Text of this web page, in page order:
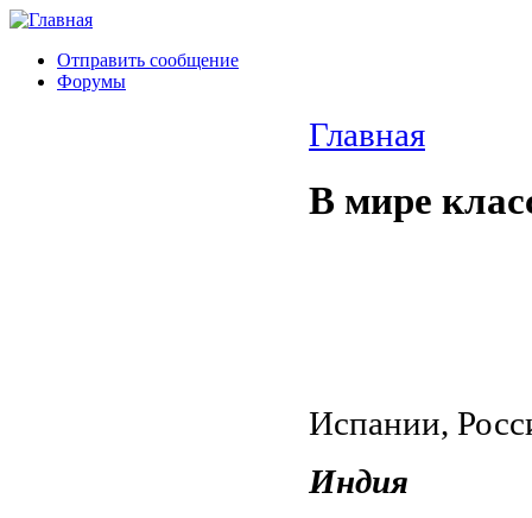
Отправить сообщение
Форумы
Главная
В мире
Испании,
Индия